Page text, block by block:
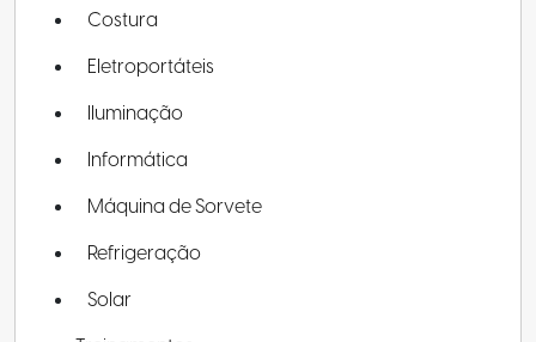
Costura
Eletroportáteis
Iluminação
Informática
Máquina de Sorvete
Refrigeração
Solar